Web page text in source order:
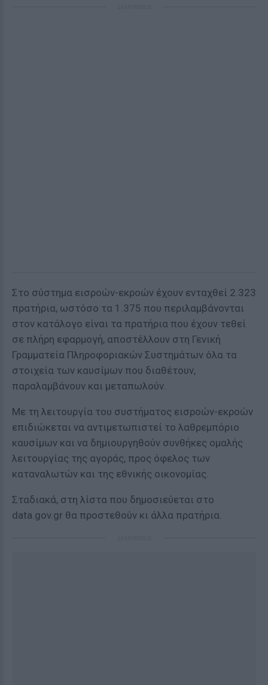
Στο σύστημα εισροών-εκροών έχουν ενταχθεί 2.323
πρατήρια, ωστόσο τα 1.375 που περιλαμβάνονται
στον κατάλογο είναι τα πρατήρια που έχουν τεθεί
σε πλήρη εφαρμογή, αποστέλλουν στη Γενική
Γραμματεία Πληροφοριακών Συστημάτων όλα τα
στοιχεία των καυσίμων που διαθέτουν,
παραλαμβάνουν και μεταπωλούν.
Με τη λειτουργία του συστήματος εισροών-εκροών
επιδιώκεται να αντιμετωπιστεί το λαθρεμπόριο
καυσίμων και να δημιουργηθούν συνθήκες ομαλής
λειτουργίας της αγοράς, προς όφελος των
καταναλωτών και της εθνικής οικονομίας.
Σταδιακά, στη λίστα που δημοσιεύεται στο
data.gov.gr θα προστεθούν κι άλλα πρατήρια.